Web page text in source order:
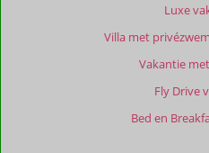
Luxe
Villa met
Vakantie
Fly Drive
Bed en